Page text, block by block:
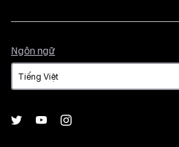
Ngôn ngữ
ngữ